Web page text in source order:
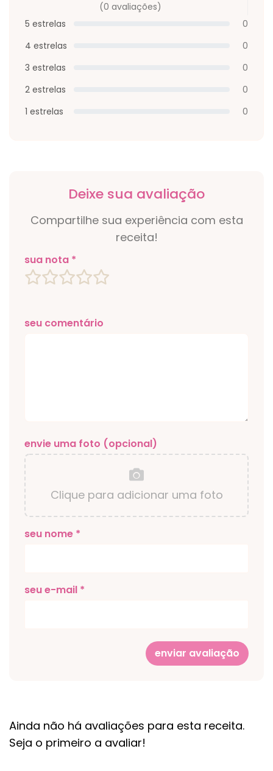
(0 avaliações)
5 estrelas
0
4 estrelas
0
3 estrelas
0
2 estrelas
0
1 estrelas
0
Deixe sua avaliação
Compartilhe sua experiência com esta
receita!
sua nota *
seu comentário
envie uma foto (opcional)
Clique para adicionar uma foto
seu nome *
seu e-mail *
enviar avaliação
Ainda não há avaliações para esta receita.
Seja o primeiro a avaliar!